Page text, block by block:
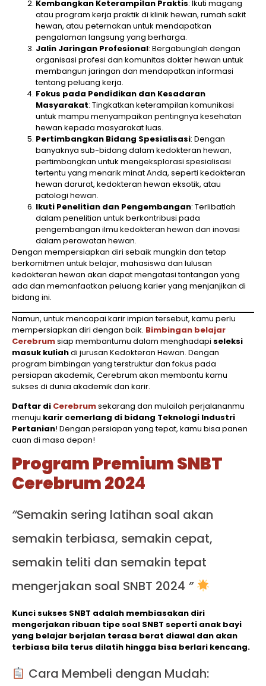
Kembangkan Keterampilan Praktis: Ikuti magang
atau program kerja praktik di klinik hewan, rumah sakit
hewan, atau peternakan untuk mendapatkan
pengalaman langsung yang berharga.
Jalin Jaringan Profesional: Bergabunglah dengan
organisasi profesi dan komunitas dokter hewan untuk
membangun jaringan dan mendapatkan informasi
tentang peluang kerja.
Fokus pada Pendidikan dan Kesadaran
Masyarakat: Tingkatkan keterampilan komunikasi
untuk mampu menyampaikan pentingnya kesehatan
hewan kepada masyarakat luas.
Pertimbangkan Bidang Spesialisasi: Dengan
banyaknya sub-bidang dalam kedokteran hewan,
pertimbangkan untuk mengeksplorasi spesialisasi
tertentu yang menarik minat Anda, seperti kedokteran
hewan darurat, kedokteran hewan eksotik, atau
patologi hewan.
Ikuti Penelitian dan Pengembangan: Terlibatlah
dalam penelitian untuk berkontribusi pada
pengembangan ilmu kedokteran hewan dan inovasi
dalam perawatan hewan.
Dengan mempersiapkan diri sebaik mungkin dan tetap
berkomitmen untuk belajar, mahasiswa dan lulusan
kedokteran hewan akan dapat mengatasi tantangan yang
ada dan memanfaatkan peluang karier yang menjanjikan di
bidang ini.
Namun, untuk mencapai karir impian tersebut, kamu perlu
mempersiapkan diri dengan baik. Bimbingan belajar
Cerebrumsiap membantumu dalam menghadapi seleksi
masuk kuliahdi jurusan Kedokteran Hewan. Dengan
program bimbingan yang terstruktur dan fokus pada
persiapan akademik, Cerebrum akan membantu kamu
sukses di dunia akademik dan karir.
Daftar di Cerebrumsekarang dan mulailah perjalananmu
menuju karir cemerlang di bidang Teknologi Industri
Pertanian! Dengan persiapan yang tepat, kamu bisa panen
cuan di masa depan!
Program Premium SNBT
Cerebrum 2024
“Semakin sering latihan soal akan
semakin terbiasa, semakin cepat,
semakin teliti dan semakin tepat
mengerjakan soal SNBT 2024 ”
Kunci sukses SNBT adalah membiasakan diri
mengerjakan ribuan tipe soal SNBT seperti anak bayi
yang belajar berjalan terasa berat diawal dan akan
terbiasa bila terus dilatih hingga bisa berlari kencang.
Cara Membeli dengan Mudah: